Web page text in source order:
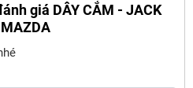
giá DÂY CẮM - JACK